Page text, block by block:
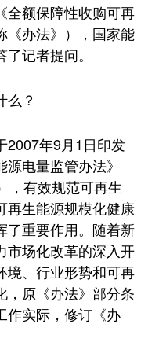
全额保障性收购可再
《办法》），国家能
记者提问。
么？
2007年9月1日印发
电量监管办法》
，有效规范可再生
再生能源规模化健康
了重要作用。随着新
市场化改革的深入开
境、行业形势和可再
，原《办法》部分条
作实际，修订《办